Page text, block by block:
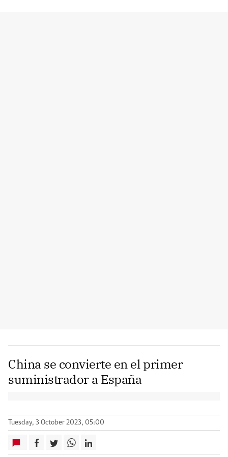
China se convierte en el primer
suministrador a España
Tuesday, 3 October 2023, 05:00